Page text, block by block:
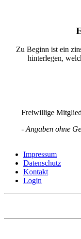
Zu Beginn ist ein
hinterlegen,
Freiwillige
- Angaben ohne
Impressum
Datenschutz
Kontakt
Login